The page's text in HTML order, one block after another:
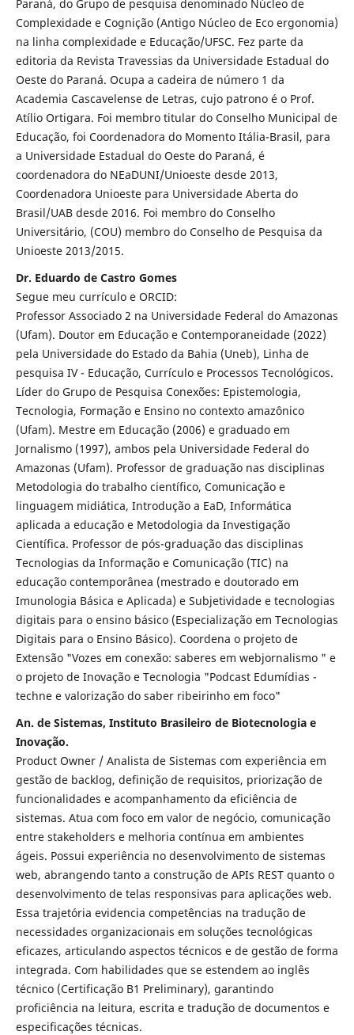
Paraná, do Grupo de pesquisa denominado Núcleo de
Complexidade e Cognição (Antigo Núcleo de Eco ergonomia)
na linha complexidade e Educação/UFSC. Fez parte da
editoria da Revista Travessias da Universidade Estadual do
Oeste do Paraná. Ocupa a cadeira de número 1 da
Academia Cascavelense de Letras, cujo patrono é o Prof.
Atílio Ortigara. Foi membro titular do Conselho Municipal de
Educação, foi Coordenadora do Momento Itália-Brasil, para
a Universidade Estadual do Oeste do Paraná, é
coordenadora do NEaDUNI/Unioeste desde 2013,
Coordenadora Unioeste para Universidade Aberta do
Brasil/UAB desde 2016. Foi membro do Conselho
Universitário, (COU) membro do Conselho de Pesquisa da
Unioeste 2013/2015.
Dr. Eduardo de Castro Gomes
Segue meu currículo e ORCID:
Professor Associado 2 na Universidade Federal do Amazonas
(Ufam). Doutor em Educação e Contemporaneidade (2022)
pela Universidade do Estado da Bahia (Uneb), Linha de
pesquisa IV - Educação, Currículo e Processos Tecnológicos.
Líder do Grupo de Pesquisa Conexões: Epistemologia,
Tecnologia, Formação e Ensino no contexto amazônico
(Ufam). Mestre em Educação (2006) e graduado em
Jornalismo (1997), ambos pela Universidade Federal do
Amazonas (Ufam). Professor de graduação nas disciplinas
Metodologia do trabalho científico, Comunicação e
linguagem midiática, Introdução a EaD, Informática
aplicada a educação e Metodologia da Investigação
Científica. Professor de pós-graduação das disciplinas
Tecnologias da Informação e Comunicação (TIC) na
educação contemporânea (mestrado e doutorado em
Imunologia Básica e Aplicada) e Subjetividade e tecnologias
digitais para o ensino básico (Especialização em Tecnologias
Digitais para o Ensino Básico). Coordena o projeto de
Extensão "Vozes em conexão: saberes em webjornalismo " e
o projeto de Inovação e Tecnologia "Podcast Edumídias -
techne e valorização do saber ribeirinho em foco"
An. de Sistemas, Instituto Brasileiro de Biotecnologia e
Inovação.
Product Owner / Analista de Sistemas com experiência em
gestão de backlog, definição de requisitos, priorização de
funcionalidades e acompanhamento da eficiência de
sistemas. Atua com foco em valor de negócio, comunicação
entre stakeholders e melhoria contínua em ambientes
ágeis. Possui experiência no desenvolvimento de sistemas
web, abrangendo tanto a construção de APIs REST quanto o
desenvolvimento de telas responsivas para aplicações web.
Essa trajetória evidencia competências na tradução de
necessidades organizacionais em soluções tecnológicas
eficazes, articulando aspectos técnicos e de gestão de forma
integrada. Com habilidades que se estendem ao inglês
técnico (Certificação B1 Preliminary), garantindo
proficiência na leitura, escrita e tradução de documentos e
especificações técnicas.